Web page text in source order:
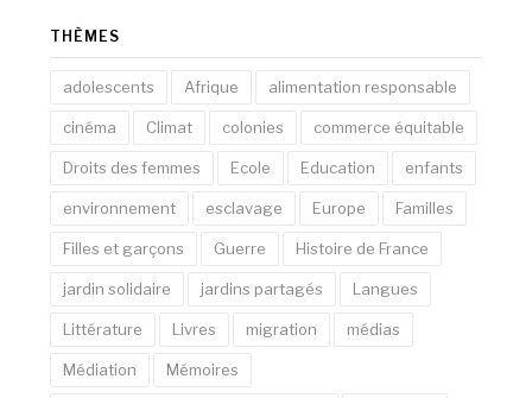
THÈMES
adolescents Afrique alimentation responsable
cinéma Climat colonies commerce équitable
Droits des femmes Ecole Education enfants
environnement esclavage Europe Familles
Filles et garçons Guerre Histoire de France
jardin solidaire jardins partagés Langues
Littérature Livres migration médias
Médiation Mémoires